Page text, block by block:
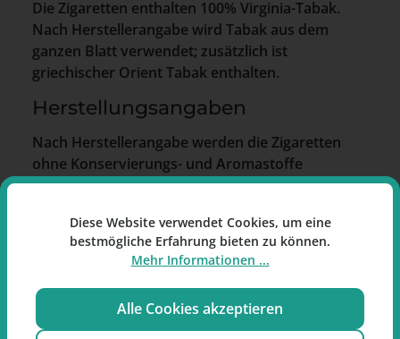
Die Zigaretten enthalten 100% Virginia-Tabak.
Nach Herstellerangabe wird Tabak aus dem
ganzen Blatt verwendet; zusätzlich ist
griechischer Orient Tabak enthalten.
Herstellungsangaben
Nach Herstellerangabe werden die Zigaretten
ohne Konservierungs- und Aromastoffe
hergestellt. Zudem wird auf Tierversuche
Packungsdesign
Manitou Symbolik mit Bezug auf Erde, Wasser,
Luft und Feuer.
Diese Website verwendet Cookies, um eine
bestmögliche Erfahrung bieten zu können.
Mehr Informationen ...
Alle Cookies akzeptieren